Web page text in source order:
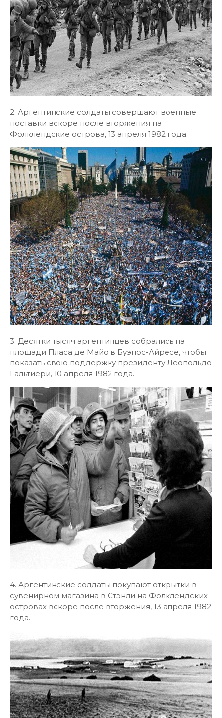
2. Аргентинские солдаты совершают военные
поставки вскоре после вторжения на
Фолклендские острова, 13 апреля 1982 года.
3. Десятки тысяч аргентинцев собрались на
площади Пласа де Майо в Буэнос-Айресе, чтобы
показать свою поддержку президенту Леопольдо
Гальтиери, 10 апреля 1982 года.
4. Аргентинские солдаты покупают открытки в
сувенирном магазина в Стэнли на Фолклендских
островах вскоре после вторжения, 13 апреля 1982
года.